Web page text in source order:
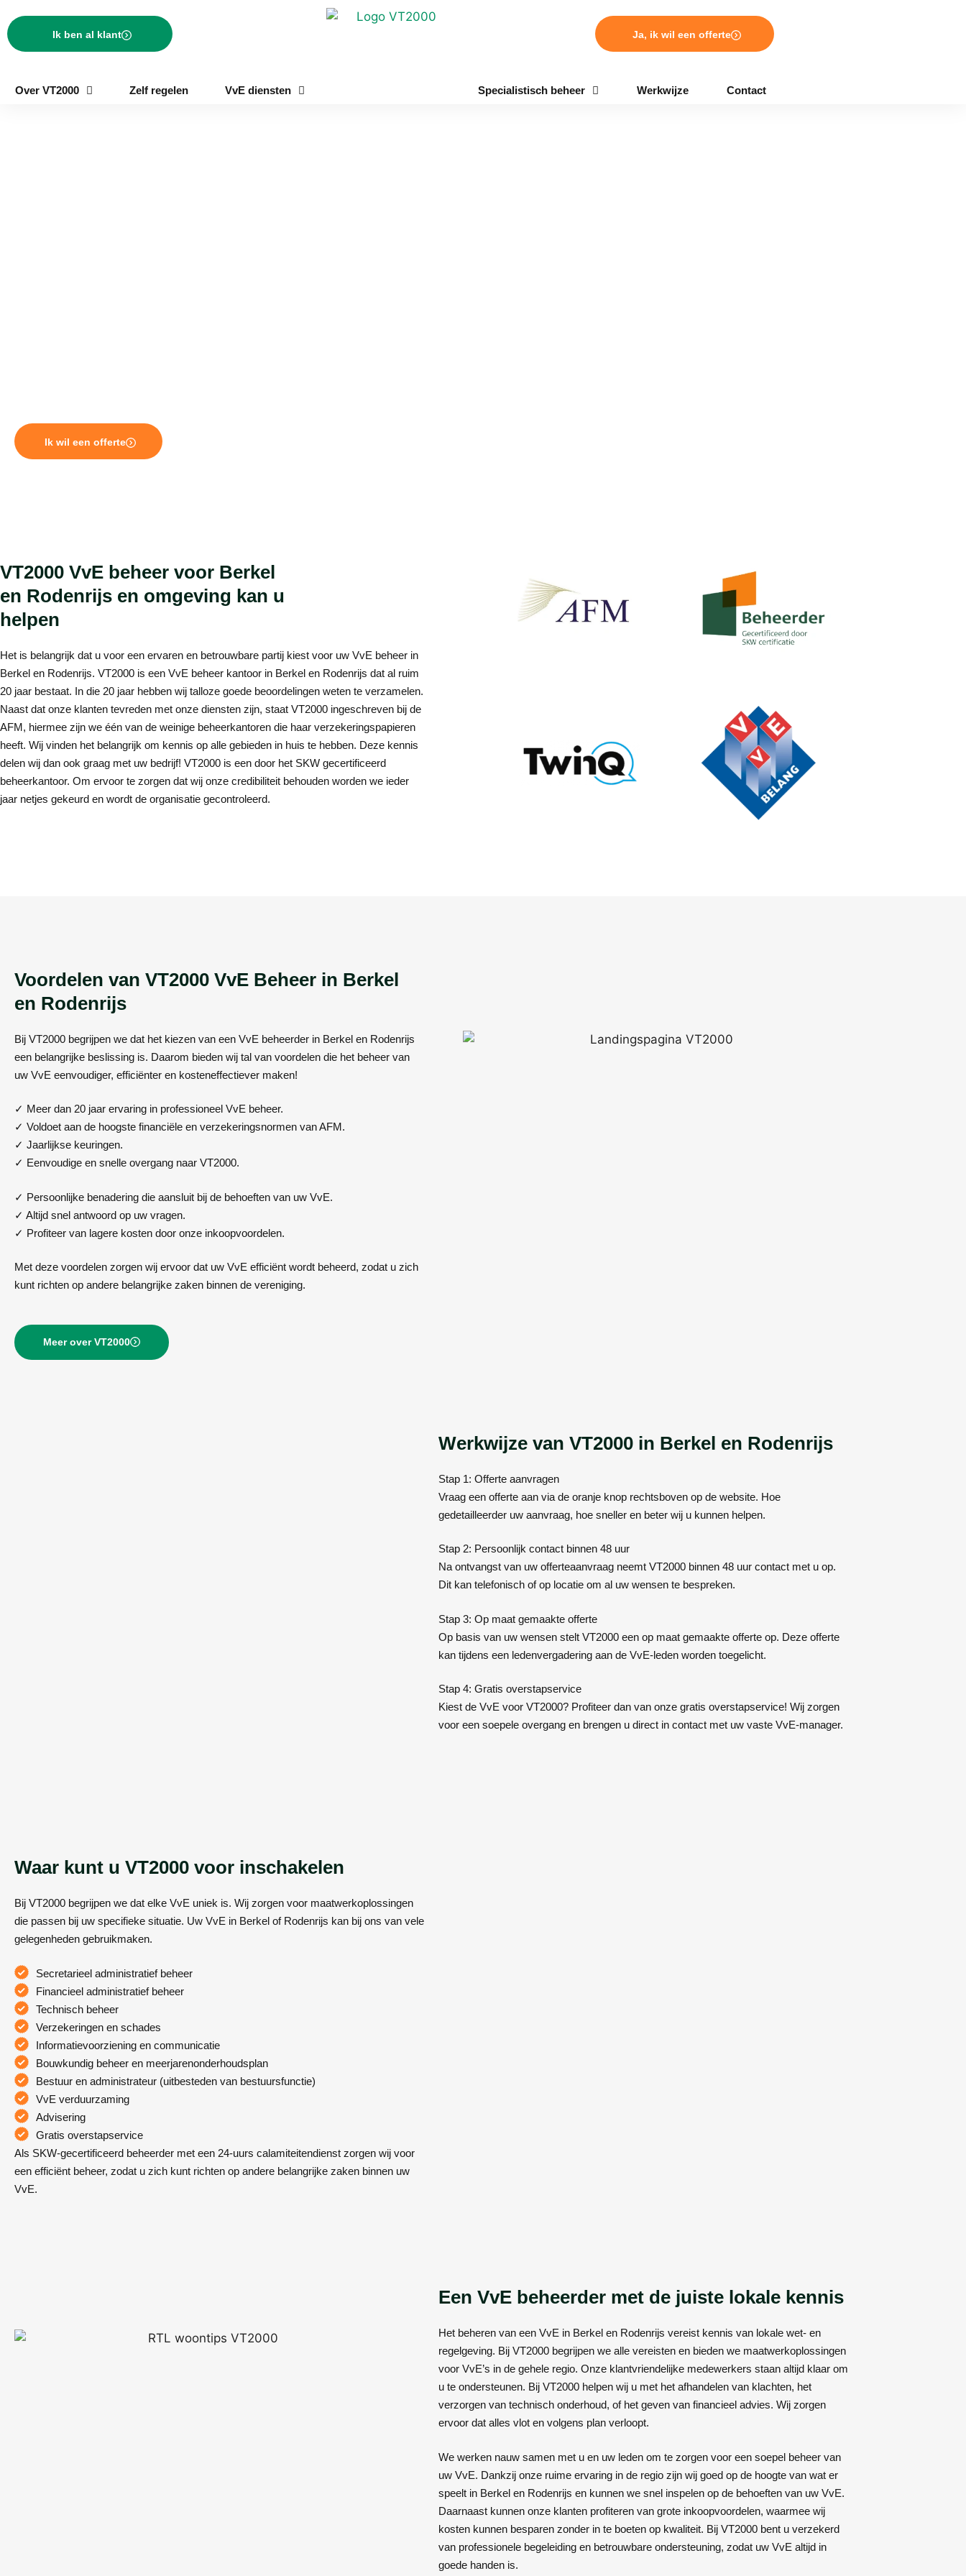
Ik ben al klant
Over VT2000 Zelf regelen VvE diensten
Ja, ik wil een offerte
Specialistisch beheer Werkwijze Contact
Ik wil een offerte
VT2000 VvE beheer voor Berkel
en Rodenrijs en omgeving kan u
helpen
Het is belangrijk dat u voor een ervaren en betrouwbare partij kiest voor uw VvE beheer in
Berkel en Rodenrijs. VT2000 is een VvE beheer kantoor in Berkel en Rodenrijs dat al ruim
20 jaar bestaat. In die 20 jaar hebben wij talloze goede beoordelingen weten te verzamelen.
Naast dat onze klanten tevreden met onze diensten zijn, staat VT2000 ingeschreven bij de
AFM, hiermee zijn we één van de weinige beheerkantoren die haar verzekeringspapieren
heeft. Wij vinden het belangrijk om kennis op alle gebieden in huis te hebben. Deze kennis
delen wij dan ook graag met uw bedrijf! VT2000 is een door het SKW gecertificeerd
beheerkantoor. Om ervoor te zorgen dat wij onze credibiliteit behouden worden we ieder
jaar netjes gekeurd en wordt de organisatie gecontroleerd.
Voordelen van VT2000 VvE Beheer in Berkel
en Rodenrijs
Bij VT2000 begrijpen we dat het kiezen van een VvE beheerder in Berkel en Rodenrijs
een belangrijke beslissing is. Daarom bieden wij tal van voordelen die het beheer van
uw VvE eenvoudiger, efficiënter en kosteneffectiever maken!
✓ Meer dan 20 jaar ervaring in professioneel VvE beheer.
✓ Voldoet aan de hoogste financiële en verzekeringsnormen van AFM.
✓ Jaarlijkse keuringen.
✓ Eenvoudige en snelle overgang naar VT2000.
✓ Persoonlijke benadering die aansluit bij de behoeften van uw VvE.
✓ Altijd snel antwoord op uw vragen.
✓ Profiteer van lagere kosten door onze inkoopvoordelen.
Met deze voordelen zorgen wij ervoor dat uw VvE efficiënt wordt beheerd, zodat u zich
kunt richten op andere belangrijke zaken binnen de vereniging.
Meer over VT2000
Werkwijze van VT2000 in Berkel en Rodenrijs
Stap 1: Offerte aanvragen
Vraag een offerte aan via de oranje knop rechtsboven op de website. Hoe
gedetailleerder uw aanvraag, hoe sneller en beter wij u kunnen helpen.
Stap 2: Persoonlijk contact binnen 48 uur
Na ontvangst van uw offerteaanvraag neemt VT2000 binnen 48 uur contact met u op.
Dit kan telefonisch of op locatie om al uw wensen te bespreken.
Stap 3: Op maat gemaakte offerte
Op basis van uw wensen stelt VT2000 een op maat gemaakte offerte op. Deze offerte
kan tijdens een ledenvergadering aan de VvE-leden worden toegelicht.
Stap 4: Gratis overstapservice
Kiest de VvE voor VT2000? Profiteer dan van onze gratis overstapservice! Wij zorgen
voor een soepele overgang en brengen u direct in contact met uw vaste VvE-manager.
Waar kunt u VT2000 voor inschakelen
Bij VT2000 begrijpen we dat elke VvE uniek is. Wij zorgen voor maatwerkoplossingen
die passen bij uw specifieke situatie. Uw VvE in Berkel of Rodenrijs kan bij ons van vele
gelegenheden gebruikmaken.
Secretarieel administratief beheer
Financieel administratief beheer
Technisch beheer
Verzekeringen en schades
Informatievoorziening en communicatie
Bouwkundig beheer en meerjarenonderhoudsplan
Bestuur en administrateur (uitbesteden van bestuursfunctie)
VvE verduurzaming
Advisering
Gratis overstapservice
Als SKW-gecertificeerd beheerder met een 24-uurs calamiteitendienst zorgen wij voor
een efficiënt beheer, zodat u zich kunt richten op andere belangrijke zaken binnen uw
VvE.
Een VvE beheerder met de juiste lokale kennis
Het beheren van een VvE in Berkel en Rodenrijs vereist kennis van lokale wet- en
regelgeving. Bij VT2000 begrijpen we alle vereisten en bieden we maatwerkoplossingen
voor VvE’s in de gehele regio. Onze klantvriendelijke medewerkers staan altijd klaar om
u te ondersteunen. Bij VT2000 helpen wij u met het afhandelen van klachten, het
verzorgen van technisch onderhoud, of het geven van financieel advies. Wij zorgen
ervoor dat alles vlot en volgens plan verloopt.
We werken nauw samen met u en uw leden om te zorgen voor een soepel beheer van
uw VvE. Dankzij onze ruime ervaring in de regio zijn wij goed op de hoogte van wat er
speelt in Berkel en Rodenrijs en kunnen we snel inspelen op de behoeften van uw VvE.
Daarnaast kunnen onze klanten profiteren van grote inkoopvoordelen, waarmee wij
kosten kunnen besparen zonder in te boeten op kwaliteit. Bij VT2000 bent u verzekerd
van professionele begeleiding en betrouwbare ondersteuning, zodat uw VvE altijd in
goede handen is.